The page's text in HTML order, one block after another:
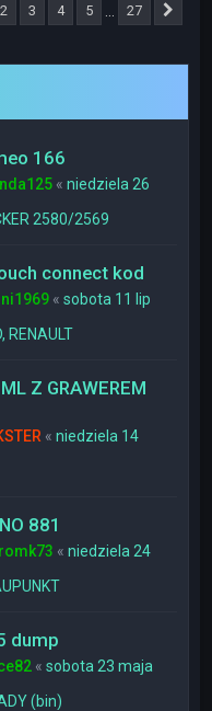
1z 27
2 3 4 5 27
166
«niedziela 26
2580/2569
connect kod
«sobota 11 lip
RENAULT
Z GRAWEREM
«niedziela 14
881
«niedziela 24
dump
«sobota 23 maja
(bin)